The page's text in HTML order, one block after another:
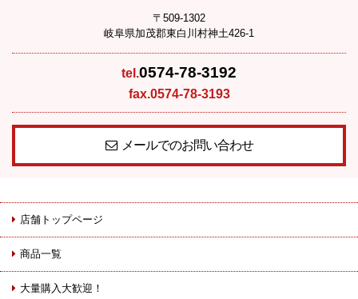
〒509-1302
岐阜県加茂郡東白川村神土426-1
tel.0574-78-3192
fax.0574-78-3193
メールでのお問い合わせ
店舗トップページ
商品一覧
大量購入大歓迎！